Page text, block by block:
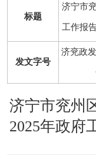
标题
济宁市
工作报
发文字号
济兖政
济宁市兖州
2025年政府